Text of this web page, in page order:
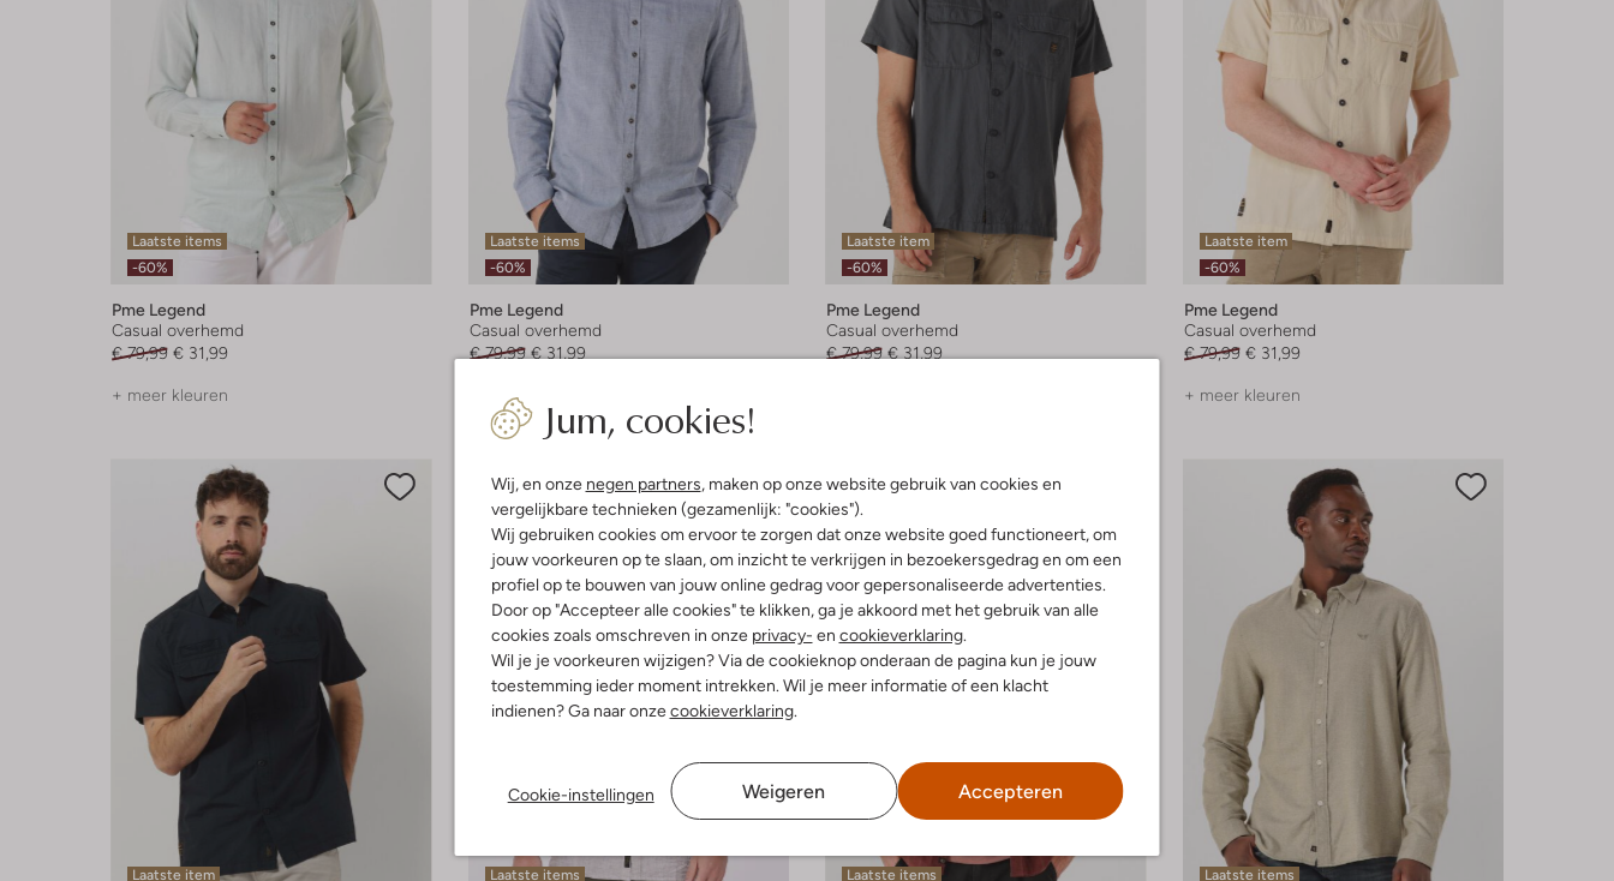
Jum, cookies!
Wij, en onze negen partners, maken op onze website gebruik van cookies en
vergelijkbare technieken (gezamenlijk: "cookies").
Wij gebruiken cookies om ervoor te zorgen dat onze website goed functioneert, om
jouw voorkeuren op te slaan, om inzicht te verkrijgen in bezoekersgedrag en om een
profiel op te bouwen van jouw online gedrag voor gepersonaliseerde advertenties.
Door op "Accepteer alle cookies" te klikken, ga je akkoord met het gebruik van alle
cookies zoals omschreven in onze privacy- en cookieverklaring.
Wil je je voorkeuren wijzigen? Via de cookieknop onderaan de pagina kun je jouw
toestemming ieder moment intrekken. Wil je meer informatie of een klacht
indienen? Ga naar onzecookieverklaring.
Cookie-instellingen Weigeren Accepteren
Laatste items
-60%
Pme Legend
Casual overhemd
€ 79,99 € 31,99
+ meer kleuren
Laatste items
-60%
Pme Legend
Casual overhemd
€ 79,99 € 31,99
+ meer kleuren
Laatste item
-60%
Pme Legend
Casual overhemd
€ 79,99 € 31,99
Laatste item
-60%
Pme Legend
Casual overhemd
€ 79,99 € 31,99
+ meer kleuren
Laatste item
Laatste items
Laatste items
Laatste items